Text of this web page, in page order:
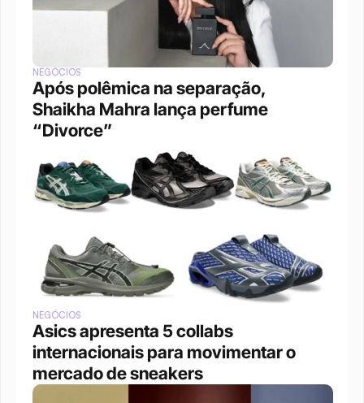
NEGÓCIOS
Após polêmica na separação,
Shaikha Mahra lança perfume
“Divorce”
NEGÓCIOS
Asics apresenta 5 collabs
internacionais para movimentar o
mercado de sneakers